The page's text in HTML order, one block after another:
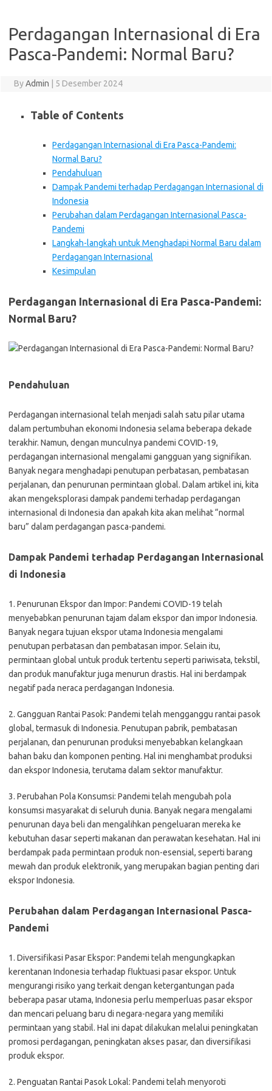
Perdagangan Internasional di Era
Pasca-Pandemi: Normal Baru?
ByAdmin 5 Desember 2024
Table of Contents
Perdagangan Internasional di Era Pasca-Pandemi:
Normal Baru?
Pendahuluan
Dampak Pandemi terhadap Perdagangan Internasional di
Indonesia
Perubahan dalam Perdagangan Internasional Pasca-
Pandemi
Langkah-langkah untuk Menghadapi Normal Baru dalam
Perdagangan Internasional
Kesimpulan
Perdagangan Internasional di Era Pasca-Pandemi:
Normal Baru?
Pendahuluan
Perdagangan internasional telah menjadi salah satu pilar utama
dalam pertumbuhan ekonomi Indonesia selama beberapa dekade
terakhir. Namun, dengan munculnya pandemi COVID-19,
perdagangan internasional mengalami gangguan yang signifikan.
Banyak negara menghadapi penutupan perbatasan, pembatasan
perjalanan, dan penurunan permintaan global. Dalam artikel ini, kita
akan mengeksplorasi dampak pandemi terhadap perdagangan
internasional di Indonesia dan apakah kita akan melihat “normal
baru” dalam perdagangan pasca-pandemi.
Dampak Pandemi terhadap Perdagangan Internasional
di Indonesia
1. Penurunan Ekspor dan Impor: Pandemi COVID-19 telah
menyebabkan penurunan tajam dalam ekspor dan impor Indonesia.
Banyak negara tujuan ekspor utama Indonesia mengalami
penutupan perbatasan dan pembatasan impor. Selain itu,
permintaan global untuk produk tertentu seperti pariwisata, tekstil,
dan produk manufaktur juga menurun drastis. Hal ini berdampak
negatif pada neraca perdagangan Indonesia.
2. Gangguan Rantai Pasok: Pandemi telah mengganggu rantai pasok
global, termasuk di Indonesia. Penutupan pabrik, pembatasan
perjalanan, dan penurunan produksi menyebabkan kelangkaan
bahan baku dan komponen penting. Hal ini menghambat produksi
dan ekspor Indonesia, terutama dalam sektor manufaktur.
3. Perubahan Pola Konsumsi: Pandemi telah mengubah pola
konsumsi masyarakat di seluruh dunia. Banyak negara mengalami
penurunan daya beli dan mengalihkan pengeluaran mereka ke
kebutuhan dasar seperti makanan dan perawatan kesehatan. Hal ini
berdampak pada permintaan produk non-esensial, seperti barang
mewah dan produk elektronik, yang merupakan bagian penting dari
ekspor Indonesia.
Perubahan dalam Perdagangan Internasional Pasca-
Pandemi
1. Diversifikasi Pasar Ekspor: Pandemi telah mengungkapkan
kerentanan Indonesia terhadap fluktuasi pasar ekspor. Untuk
mengurangi risiko yang terkait dengan ketergantungan pada
beberapa pasar utama, Indonesia perlu memperluas pasar ekspor
dan mencari peluang baru di negara-negara yang memiliki
permintaan yang stabil. Hal ini dapat dilakukan melalui peningkatan
promosi perdagangan, peningkatan akses pasar, dan diversifikasi
produk ekspor.
2. Penguatan Rantai Pasok Lokal: Pandemi telah menyoroti